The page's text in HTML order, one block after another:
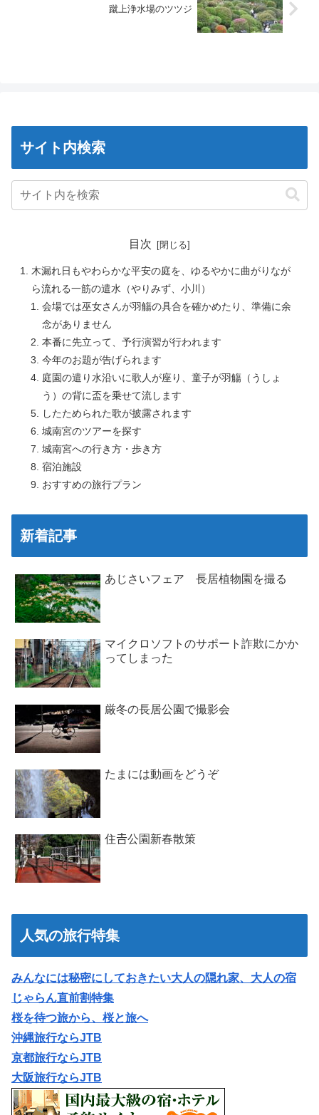
蹴上浄水場のツツジ
サイト内検索
目次
木漏れ日もやわらかな平安の庭を、ゆるやかに曲がりなが
ら流れる一筋の遣水（やりみず、小川）
会場では巫女さんが羽觴の具合を確かめたり、準備に余
念がありません
本番に先立って、予行演習が行われます
今年のお題が告げられます
庭園の遣り水沿いに歌人が座り、童子が羽觴（うしょ
う）の背に盃を乗せて流します
したためられた歌が披露されます
城南宮のツアーを探す
城南宮への行き方・歩き方
宿泊施設
おすすめの旅行プラン
新着記事
あじさいフェア 長居植物園を撮る
マイクロソフトのサポート詐欺にかか
ってしまった
厳冬の長居公園で撮影会
たまには動画をどうぞ
住𠮷公園新春散策
人気の旅行特集
みんなには秘密にしておきたい大人の隠れ家、大人の宿
じゃらん直前割特集
桜を待つ旅から、桜と旅へ
沖縄旅行ならJTB
京都旅行ならJTB
大阪旅行ならJTB